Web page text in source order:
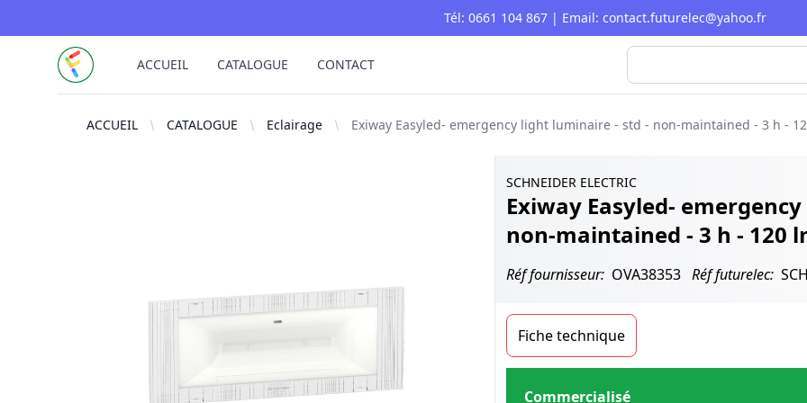
Tél: 0661 104 867 | Email: contact.futurelec@yahoo.fr
FUTURELEC ACCUEIL CATALOGUE CONTACT
ACCUEIL CATALOGUE Eclairage Exiway Easyled- emergency light luminaire - std - non-maintained - 3 h -
SCHNEIDER ELECTRIC
Exiway Easyled-
non-maintained - 3 h - 120
Réf fournisseur: OVA38353 Réf futurelec:
Fiche technique
Commercialisé